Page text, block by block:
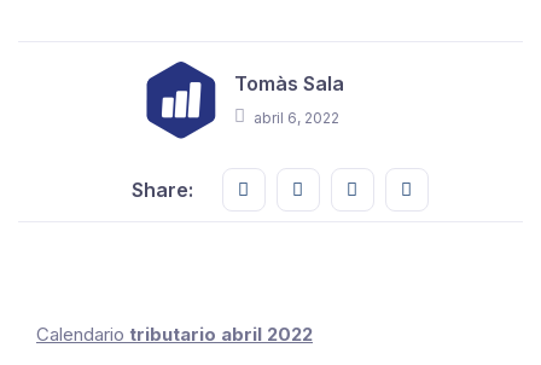
Tomàs Sala
abril 6, 2022
Share: Share this on FaceBook
Share this on Twitter
Share this on GMail
Share this on
Calendario tributario abril 2022